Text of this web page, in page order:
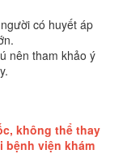
có huyết áp
nên tham khảo ý
không thể thay
bệnh viện khám